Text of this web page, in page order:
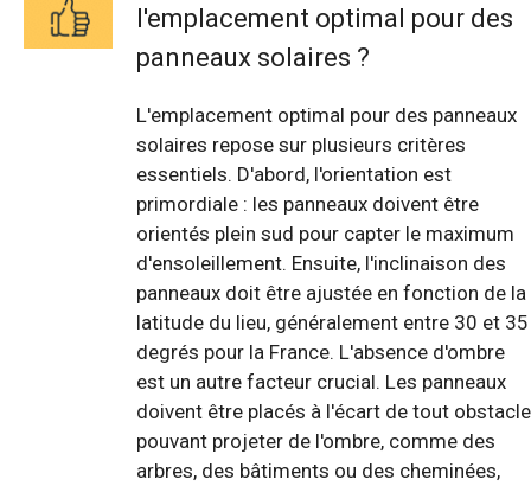
l'emplacement optimal pour des
panneaux solaires ?
L'emplacement optimal pour des panneaux
solaires repose sur plusieurs critères
essentiels. D'abord, l'orientation est
primordiale : les panneaux doivent être
orientés plein sud pour capter le maximum
d'ensoleillement. Ensuite, l'inclinaison des
panneaux doit être ajustée en fonction de la
latitude du lieu, généralement entre 30 et 35
degrés pour la France. L'absence d'ombre
est un autre facteur crucial. Les panneaux
doivent être placés à l'écart de tout obstacle
pouvant projeter de l'ombre, comme des
arbres, des bâtiments ou des cheminées,